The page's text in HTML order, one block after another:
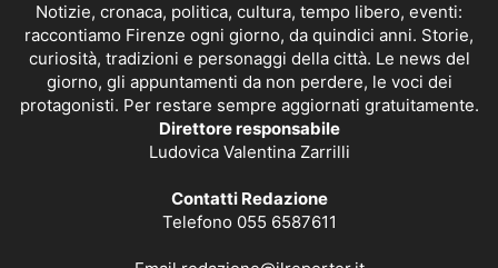
Notizie, cronaca, politica, cultura, tempo libero, eventi:
raccontiamo Firenze ogni giorno, da quindici anni. Storie,
curiosità, tradizioni e personaggi della città. Le news del
giorno, gli appuntamenti da non perdere, le voci dei
protagonisti. Per restare sempre aggiornati gratuitamente.
Direttore responsabile
Ludovica Valentina Zarrilli
Contatti Redazione
Telefono 055 6587611